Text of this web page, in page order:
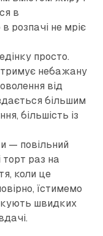
в
розпачі не мріє
просто.
небажану
від
більшим
більшість із
— повільний
раз на
коли це
їстимемо
швидких